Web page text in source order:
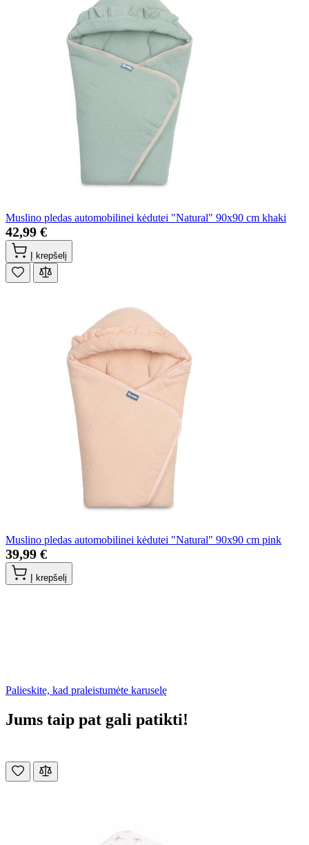
Muslino pledas automobilinei kėdutei "Natural" 90x90 cm khaki
42,99 €
Į krepšelį
Muslino pledas automobilinei kėdutei "Natural" 90x90 cm pink
39,99 €
Į krepšelį
Palieskite, kad praleistumėte karuselę
Jums taip pat gali patikti!